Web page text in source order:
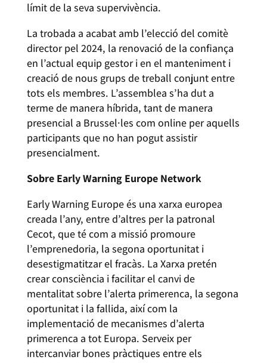
límit de la seva supervivència.
La trobada a acabat amb l’elecció del comitè
director pel 2024, la renovació de la confiança
en l’actual equip gestor i en el manteniment i
creació de nous grups de treball conjunt entre
tots els membres. L’assemblea s’ha dut a
terme de manera híbrida, tant de manera
presencial a Brussel·les com online per aquells
participants que no han pogut assistir
presencialment.
Sobre Early Warning Europe Network
Early Warning Europe és una xarxa europea
creada l’any, entre d’altres per la patronal
Cecot, que té com a missió promoure
l’emprenedoria, la segona oportunitat i
desestigmatitzar el fracàs. La Xarxa pretén
crear consciència i facilitar el canvi de
mentalitat sobre l’alerta primerenca, la segona
oportunitat i la fallida, així com la
implementació de mecanismes d’alerta
primerenca a tot Europa. Serveix per
intercanviar bones pràctiques entre els